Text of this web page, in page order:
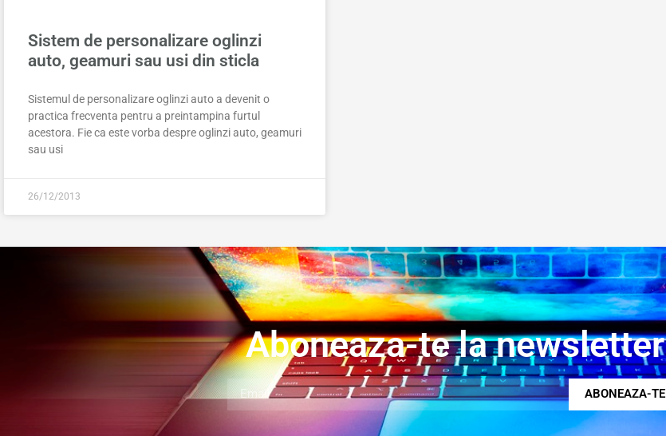
Sistem de personalizare oglinzi
auto, geamuri sau usi din sticla
Sistemul de personalizare oglinzi auto a devenit o
practica frecventa pentru a preintampina furtul
acestora. Fie ca este vorba despre oglinzi auto, geamuri
sau usi
26/12/2013
Aboneaza-te la newsletter
ABONEAZA-TE